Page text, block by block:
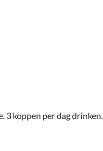
3 koppen per dag drinken.